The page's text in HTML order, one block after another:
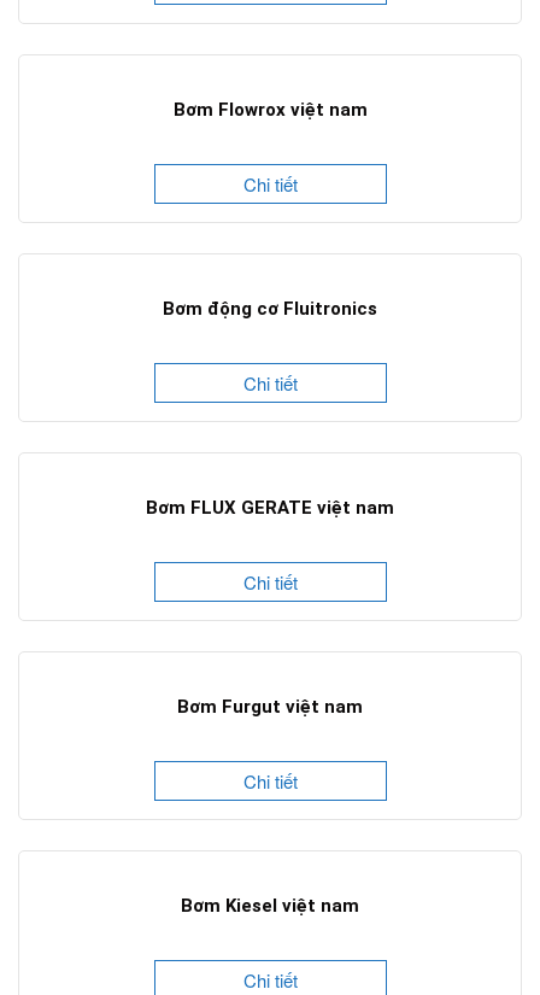
Bơm Flowrox việt nam
Chi tiết
Bơm động cơ Fluitronics
Chi tiết
Bơm FLUX GERATE việt nam
Chi tiết
Bơm Furgut việt nam
Chi tiết
Bơm Kiesel việt nam
Chi tiết